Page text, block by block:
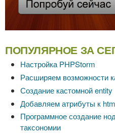
ПОПУЛЯРНОЕ ЗА
Настройка PHPStorm
Расширяем возможности
Создание кастомной entity
Добавляем атрибуты к
Программное создание
таксономии